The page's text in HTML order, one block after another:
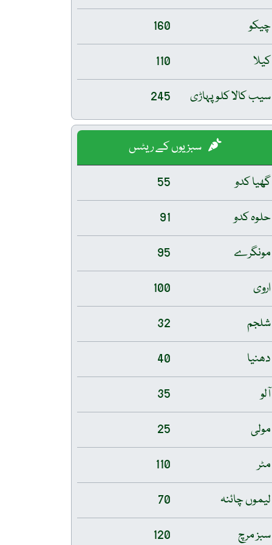
چیکو
160
کیلا
110
سیب کالا کلو پہاڑی
245
سبزیوں کے ریٹس
گھیا کدو
55
حلوہ کدو
91
مونگرے
95
اروی
100
شلجم
32
دھنیا
40
آلو
35
مولی
25
مٹر
110
لیموں چائنہ
70
سبز مرچ
120